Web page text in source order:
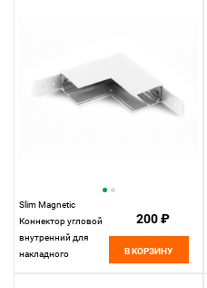
Slim Magnetic
Коннектор угловой
внутренний для
накладного
200 ₽
В КОРЗИНУ